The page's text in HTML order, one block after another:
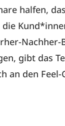
halfen,
gibt das
an den